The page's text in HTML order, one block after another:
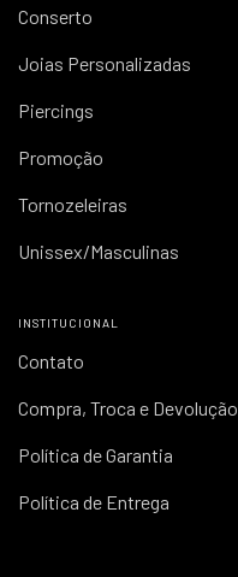
Conserto
Joias Personalizadas
Piercings
Promoção
Tornozeleiras
Unissex/Masculinas
INSTITUCIONAL
Contato
Compra, Troca e Devolução
Política de Garantia
Política de Entrega